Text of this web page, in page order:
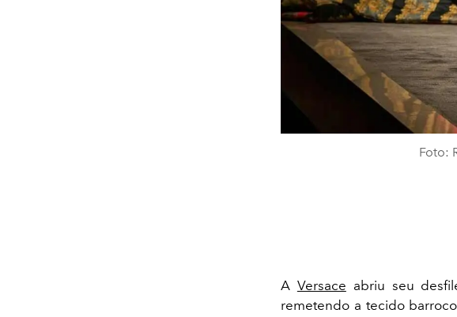
Foto:
A Versace abriu seu
remetendo a tecido